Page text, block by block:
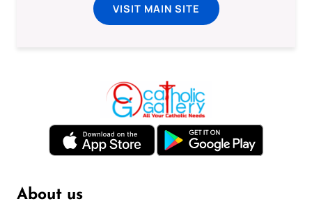
VISIT MAIN SITE
About us